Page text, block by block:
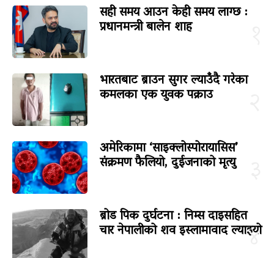
सही समय आउन केही समय लाग्छ :
प्रधानमन्त्री बालेन शाह
भारतबाट ब्राउन सुगर ल्याउँदै गरेका
कमलका एक युवक पक्राउ
अमेरिकामा ‘साइक्लोस्पोरायासिस’
संक्रमण फैलियो, दुईजनाको मृत्यु
४
ब्रोड पिक दुर्घटना : निम्स दाइसहित
चार नेपालीको शव इस्लामावाद ल्याइयो